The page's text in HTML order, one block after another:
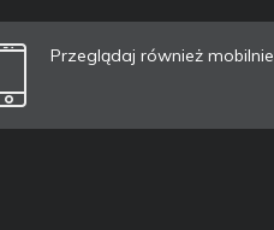
Przeglądaj również mobilnie